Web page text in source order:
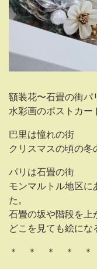
額装花〜石畳の街パ
水彩画のポストカー
巴里は憧れの街
クリスマスの頃の冬
パリは石畳の街
モンマルトル地区に
た。
石畳の坂や階段を上
どこを見ても絵にな
＊ ＊ ＊ ＊ ＊